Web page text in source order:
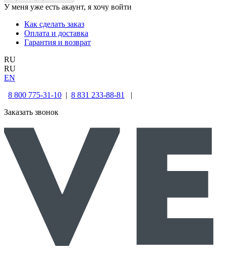
У меня уже есть акаунт, я хочу войти
Как сделать заказ
Оплата и доставка
Гарантия и возврат
RU
RU
EN
8 800 775-31-10 | 8 831 233-88-81
|
Заказать звонок